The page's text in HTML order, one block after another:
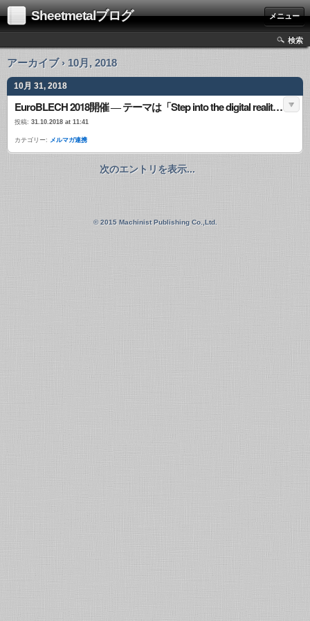
Sheetmetalブログ メニュー
検索
アーカイブ › 10月, 2018
10月 31, 2018
EuroBLECH 2018開催 ― テーマは「Step into the digital reality」【メルマガ連携】
投稿: 31.10.2018 at 11:41
カテゴリー: メルマガ連携
次のエントリを表示...
© 2015 Machinist Publishing Co.,Ltd.